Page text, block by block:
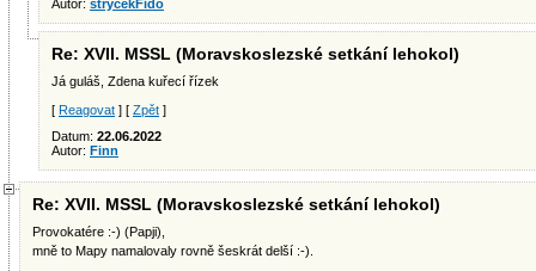
Autor: strýčekFido
Re: XVII. MSSL (Moravskoslezské setkání lehokol)
Já guláš, Zdena kuřecí řízek
[ Reagovat ] [ Zpět ]
Datum: 22.06.2022
Autor: Finn
Re: XVII. MSSL (Moravskoslezské setkání lehokol)
Provokatére :-) (Papji),
mně to Mapy namalovaly rovně šeskrát delší :-).